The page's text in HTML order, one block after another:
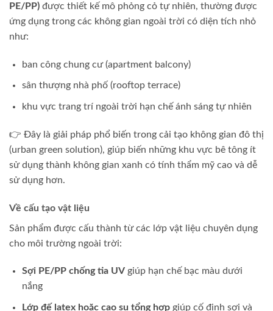
PE/PP) được thiết kế mô phỏng cỏ tự nhiên, thường được
ứng dụng trong các không gian ngoài trời có diện tích nhỏ
như:
ban công chung cư (apartment balcony)
sân thượng nhà phố (rooftop terrace)
khu vực trang trí ngoài trời hạn chế ánh sáng tự nhiên
👉 Đây là giải pháp phổ biến trong cải tạo không gian đô thị
(urban green solution), giúp biến những khu vực bê tông ít
sử dụng thành không gian xanh có tính thẩm mỹ cao và dễ
sử dụng hơn.
Về cấu tạo vật liệu
Sản phẩm được cấu thành từ các lớp vật liệu chuyên dụng
cho môi trường ngoài trời:
Sợi PE/PP chống tia UVgiúp hạn chế bạc màu dưới
nắng
Lớp đế latex hoặc cao su tổng hợpgiúp cố định sợi và